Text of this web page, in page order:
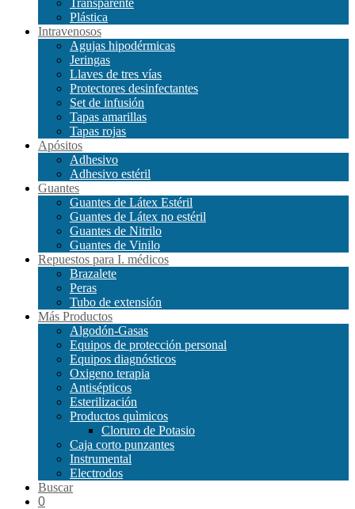
Transparente
Plástica
Intravenosos
Agujas hipodérmicas
Jeringas
Llaves de tres vías
Protectores desinfectantes
Set de infusión
Tapas amarillas
Tapas rojas
Apósitos
Adhesivo
Adhesivo estéril
Guantes
Guantes de Látex Estéril
Guantes de Látex no estéril
Guantes de Nitrilo
Guantes de Vinilo
Repuestos para I. médicos
Brazalete
Peras
Tubo de extensión
Más Productos
Algodón-Gasas
Equipos de protección personal
Equipos diagnósticos
Oxigeno terapia
Antisépticos
Esterilización
Productos quìmicos
Cloruro de Potasio
Caja corto punzantes
Instrumental
Electrodos
Buscar
0